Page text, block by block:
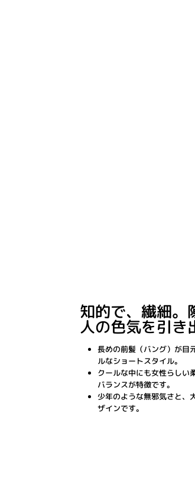
知的で、繊細。
人の色気を引き
長めの前髪（バング）が目
ルなショートスタイル。
クールな中にも女性らしい
バランスが特徴です。
少年のような無邪気さと、
ザインです。